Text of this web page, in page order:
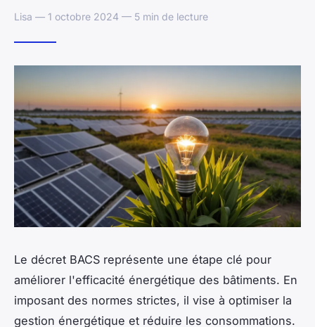
Lisa — 1 octobre 2024 — 5 min de lecture
Le décret BACS représente une étape clé pour
améliorer l'efficacité énergétique des bâtiments. En
imposant des normes strictes, il vise à optimiser la
gestion énergétique et réduire les consommations.